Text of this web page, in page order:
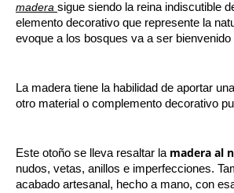
madera sigue siendo la reina indiscutible
elemento decorativo que represente la
evoque a los bosques va a ser
La madera tiene la habilidad de aportar
otro material o complemento decorativo
Este otoño se lleva resaltar la madera al
nudos, vetas, anillos e imperfecciones.
acabado artesanal, hecho a mano, con